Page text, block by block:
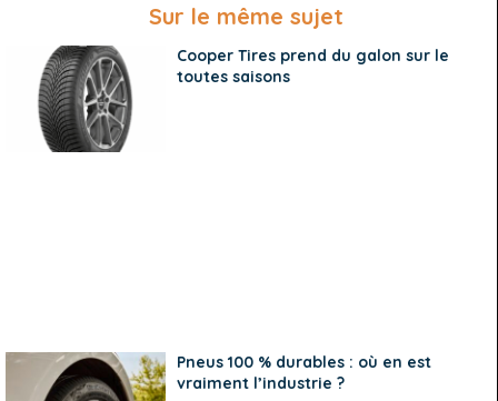
Sur le même sujet
Cooper Tires prend du galon sur le
toutes saisons
Pneus 100 % durables : où en est
vraiment l’industrie ?